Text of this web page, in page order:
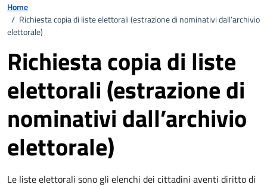
Home
/ Richiesta copia di liste elettorali (estrazione di nominativi dall’archivio
elettorale)
Richiesta copia di liste
elettorali (estrazione di
nominativi dall’archivio
elettorale)
Descrizione breve
Le liste elettorali sono gli elenchi dei cittadini aventi diritto di